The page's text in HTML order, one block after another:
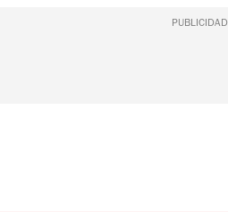
PUBLICIDAD